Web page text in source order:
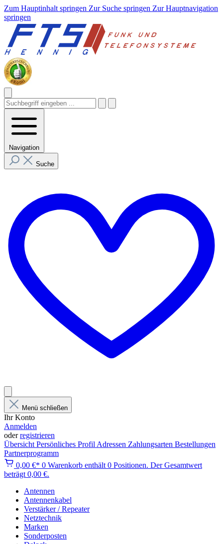
Zum Hauptinhalt springen Zur Suche springen Zur Hauptnavigation
springen
Navigation
Suche
Menü schließen
Ihr Konto
Anmelden
oderregistrieren
Übersicht Persönliches Profil Adressen Zahlungsarten Bestellungen
Partnerprogramm
0,00 €* 0 Warenkorb enthält 0 Positionen. Der Gesamtwert
beträgt 0,00 €.
Antennen
Antennenkabel
Verstärker / Repeater
Netztechnik
Marken
Sonderposten